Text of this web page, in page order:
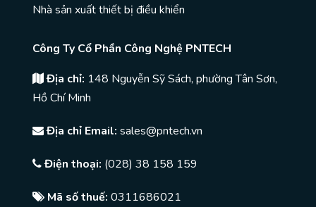
Nhà sản xuất thiết bị điều khiển
Công Ty Cổ Phần Công Nghệ PNTECH
Địa chỉ: 148 Nguyễn Sỹ Sách, phường Tân Sơn,
Hồ Chí Minh
Địa chỉ Email: sales@pntech.vn
Điện thoại: (028) 38 158 159
Mã số thuế: 0311686021